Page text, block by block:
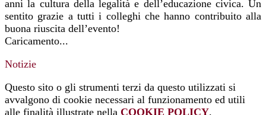
anni la cultura della legalità e dell’educazione civica. Un
sentito grazie a tutti i colleghi che hanno contribuito alla
buona riuscita dell’evento!
Caricamento...
Notizie
Questo sito o gli strumenti terzi da questo utilizzati si
avvalgono di cookie necessari al funzionamento ed utili
alle finalità illustrate nella COOKIE POLICY.